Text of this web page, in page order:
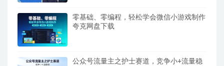
零基础、零编程，轻松学会微信小游戏制作
夸克网盘下载
公众号流量主之护士赛道，竞争小+流量稳